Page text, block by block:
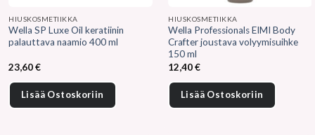
HIUSKOSMETIIKKA
Wella SP Luxe Oil keratiinin
palauttava naamio 400 ml
23,60€
Lisää Ostoskoriin
HIUSKOSMETIIKKA
Wella Professionals EIMI Body
Crafter joustava volyymisuihke
150 ml
12,40€
Lisää Ostoskoriin